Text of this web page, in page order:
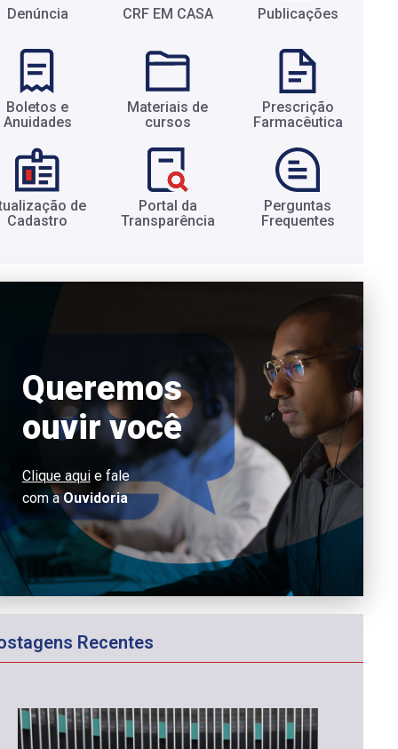
Denúncia CRF EM CASA Publicações
Boletos e
Anuidades​
Materiais de
cursos​
Prescrição
Farmacêutica​
de
Cadastro​
Portal da
Transparência​
Perguntas
Frequentes​
Queremos
ouvir você
Clique aquie fale
com aOuvidoria
Recentes